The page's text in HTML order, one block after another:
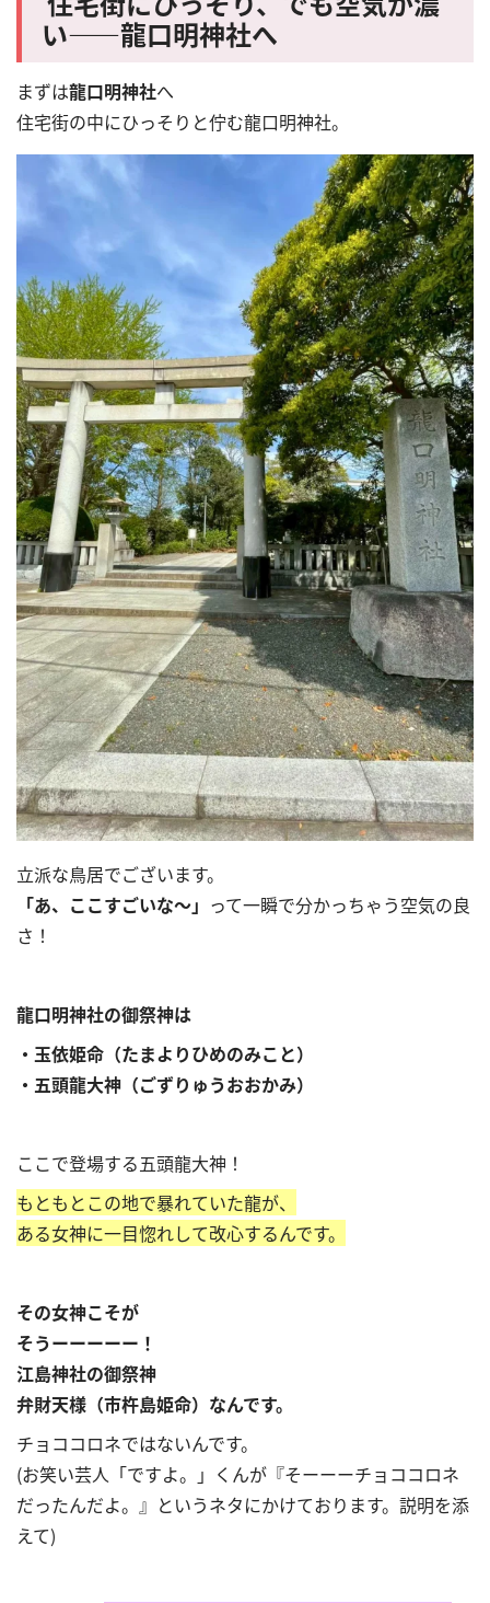
い――龍口明神社へ
まずは龍口明神社へ
住宅街の中にひっそりと佇む龍口明神社。
立派な鳥居でございます。
「あ、ここすごいな〜」 って一瞬で分かっちゃう空気の良
さ！
龍口明神社の御祭神は
・玉依姫命（たまよりひめのみこと）
・五頭龍大神（ごずりゅうおおかみ）
ここで登場する五頭龍大神！
もともとこの地で暴れていた龍が、
ある女神に一目惚れして改心するんです。
その女神こそが
そうーーーーー！
江島神社の御祭神
弁財天様（市杵島姫命）なんです。
チョココロネではないんです。
(お笑い芸人「ですよ。」くんが『そーーーチョココロネ
だったんだよ。』というネタにかけております。説明を添
えて)